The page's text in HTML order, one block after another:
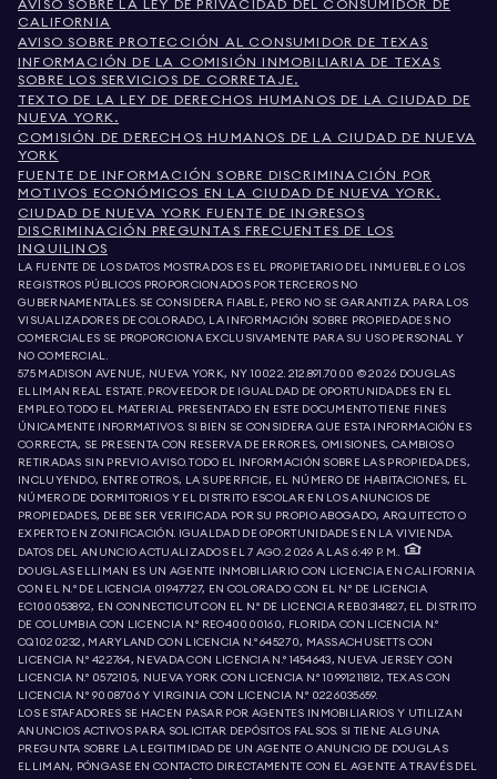
AVISO SOBRE LA LEY DE PRIVACIDAD DEL CONSUMIDOR DE
CALIFORNIA
AVISO SOBRE PROTECCIÓN AL CONSUMIDOR DE TEXAS
INFORMACIÓN DE LA COMISIÓN INMOBILIARIA DE TEXAS
SOBRE LOS SERVICIOS DE CORRETAJE.
TEXTO DE LA LEY DE DERECHOS HUMANOS DE LA CIUDAD DE
NUEVA YORK.
COMISIÓN DE DERECHOS HUMANOS DE LA CIUDAD DE NUEVA
YORK
FUENTE DE INFORMACIÓN SOBRE DISCRIMINACIÓN POR
MOTIVOS ECONÓMICOS EN LA CIUDAD DE NUEVA YORK.
CIUDAD DE NUEVA YORK FUENTE DE INGRESOS
DISCRIMINACIÓN PREGUNTAS FRECUENTES DE LOS
INQUILINOS
LA FUENTE DE LOS DATOS MOSTRADOS ES EL PROPIETARIO DEL INMUEBLE O LOS
REGISTROS PÚBLICOS PROPORCIONADOS POR TERCEROS NO
GUBERNAMENTALES. SE CONSIDERA FIABLE, PERO NO SE GARANTIZA. PARA LOS
VISUALIZADORES DE COLORADO, LA INFORMACIÓN SOBRE PROPIEDADES NO
COMERCIALES SE PROPORCIONA EXCLUSIVAMENTE PARA SU USO PERSONAL Y
NO COMERCIAL.
575 MADISON AVENUE, NUEVA YORK, NY 10022. 212.891.7000 © 2026 DOUGLAS
ELLIMAN REAL ESTATE. PROVEEDOR DE IGUALDAD DE OPORTUNIDADES EN EL
EMPLEO. TODO EL MATERIAL PRESENTADO EN ESTE DOCUMENTO TIENE FINES
ÚNICAMENTE INFORMATIVOS. SI BIEN SE CONSIDERA QUE ESTA INFORMACIÓN ES
CORRECTA, SE PRESENTA CON RESERVA DE ERRORES, OMISIONES, CAMBIOS O
RETIRADAS SIN PREVIO AVISO. TODO EL INFORMACIÓN SOBRE LAS PROPIEDADES,
INCLUYENDO, ENTRE OTROS, LA SUPERFICIE, EL NÚMERO DE HABITACIONES, EL
NÚMERO DE DORMITORIOS Y EL DISTRITO ESCOLAR EN LOS ANUNCIOS DE
PROPIEDADES, DEBE SER VERIFICADA POR SU PROPIO ABOGADO, ARQUITECTO O
EXPERTO EN ZONIFICACIÓN. IGUALDAD DE OPORTUNIDADES EN LA VIVIENDA.
DATOS DEL ANUNCIO ACTUALIZADOS EL 7 AGO. 2026 A LAS 6:49 P. M..
DOUGLAS ELLIMAN ES UN AGENTE INMOBILIARIO CON LICENCIA EN CALIFORNIA
CON EL N.º DE LICENCIA 01947727, EN COLORADO CON EL N.º DE LICENCIA
EC100053892, EN CONNECTICUT CON EL N.º DE LICENCIA REB.0314827, EL DISTRITO
DE COLUMBIA CON LICENCIA N.º REO40000160, FLORIDA CON LICENCIA N.º
CQ1020232, MARYLAND CON LICENCIA N.º 645270, MASSACHUSETTS CON
LICENCIA N.º 422764, NEVADA CON LICENCIA N.º 1454643, NUEVA JERSEY CON
LICENCIA N.º 0572105, NUEVA YORK CON LICENCIA N.º 10991211812, TEXAS CON
LICENCIA N.º 9008706 Y VIRGINIA CON LICENCIA N.º 0226035659.
LOS ESTAFADORES SE HACEN PASAR POR AGENTES INMOBILIARIOS Y UTILIZAN
ANUNCIOS ACTIVOS PARA SOLICITAR DEPÓSITOS FALSOS. SI TIENE ALGUNA
PREGUNTA SOBRE LA LEGITIMIDAD DE UN AGENTE O ANUNCIO DE DOUGLAS
ELLIMAN, PÓNGASE EN CONTACTO DIRECTAMENTE CON EL AGENTE A TRAVÉS DEL